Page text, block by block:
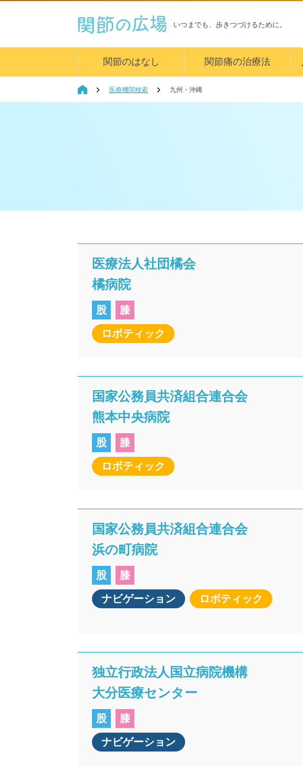
いつまでも、歩きつづけるために。
関節のはなし 関節痛の治療法
医療機関検索 九州・沖縄
医療法人社団橘会
橘病院
股
膝
ロボティック
国家公務員共済組合連合会
熊本中央病院
股
膝
ロボティック
国家公務員共済組合連合会
浜の町病院
股
膝
ナビゲーション
ロボティック
独立行政法人国立病院機構
大分医療センター
股
膝
ナビゲーション